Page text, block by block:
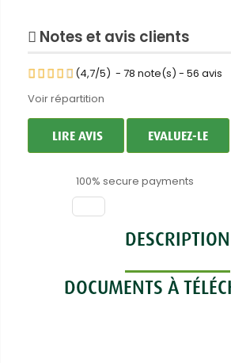
Notes et avis clients
(4,7/5) - 78 note(s) - 56 avis
Voir répartition
LIRE AVIS EVALUEZ-LE
100% secure payments
DESCRIPTION
DOCUMENTS À